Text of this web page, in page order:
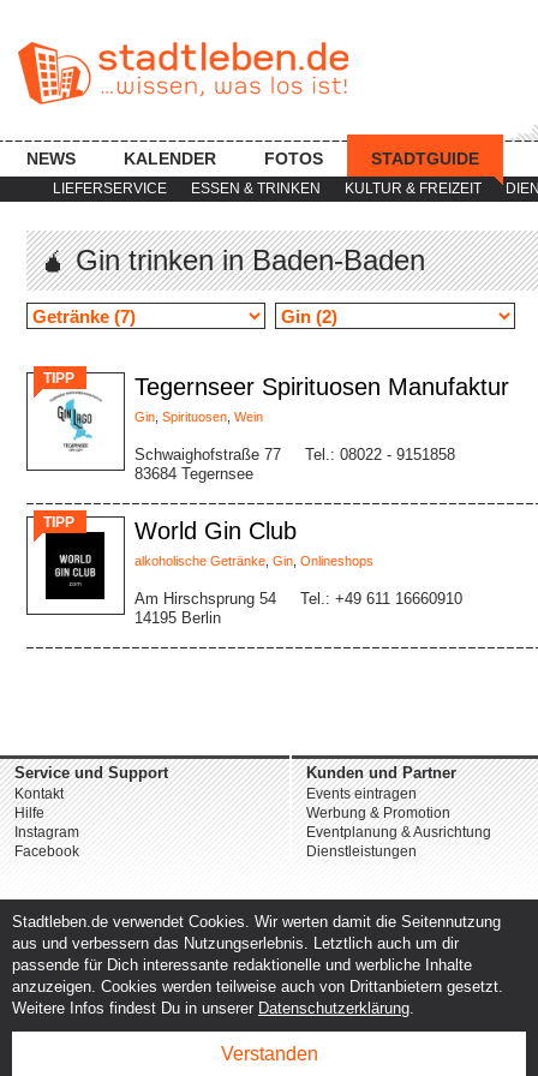
LIEFERSERVICE ESSEN & TRINKEN KULTUR & FREIZEIT
NEWS KALENDER FOTOS STADTGUIDE
🧉 Gin trinken in Baden-Baden
TIPP Tegernseer Spirituosen Manufaktur
Gin Spirituosen Wein
Schwaighofstraße 77
83684 Tegernsee
Tel.: 08022 - 9151858
TIPP World Gin Club
alkoholische Getränke Gin Onlineshops
Am Hirschsprung 54
14195 Berlin
Tel.: +49 611 16660910
Service und Support
Kontakt
Hilfe
Instagram
Facebook
Kunden und Partner
Events eintragen
Werbung & Promotion
Eventplanung & Ausrichtung
Dienstleistungen
Stadtleben.de verwendet Cookies. Wir werten damit die Seitennutzung
aus und verbessern das Nutzungserlebnis. Letztlich auch um dir
passende für Dich interessante redaktionelle und werbliche Inhalte
anzuzeigen. Cookies werden teilweise auch von Drittanbietern gesetzt.
Weitere Infos findest Du in unserer Datenschutzerklärung.
Verstanden